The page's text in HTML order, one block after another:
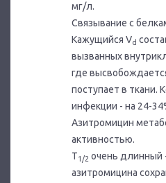
мг/л.
Связывание с
Кажущийся Vd
вызванных
где
поступает в ткани.
инфекции - на 24-
Азитромицин
активностью.
T1/2 очень длинный
азитромицина